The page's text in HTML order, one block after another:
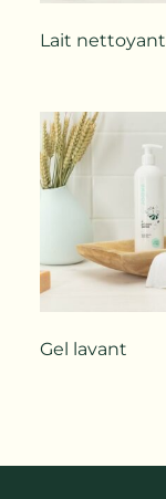
Lait nettoyant
Gel lavant